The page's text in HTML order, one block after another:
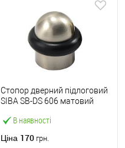
В наявності
Стопор дверний підлоговий
SIBA SB-DS 606 матовий
Ціна 170 грн.